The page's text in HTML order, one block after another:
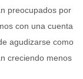
preocupados por
con una cuenta
agudizarse como
creciendo menos